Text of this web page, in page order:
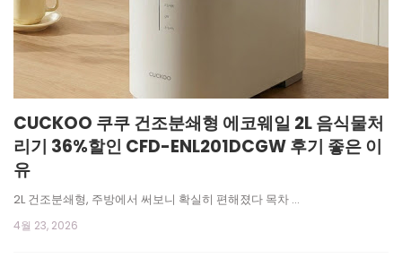
CUCKOO 쿠쿠 건조분쇄형 에코웨일 2L 음식물처
리기 36%할인 CFD-ENL201DCGW 후기 좋은 이
유
2L 건조분쇄형, 주방에서 써보니 확실히 편해졌다 목차 …
4월 23, 2026